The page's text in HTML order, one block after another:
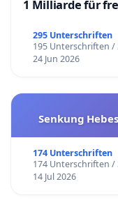
1 Milliarde für
295 Unterschriften
195 Unterschriften /
24 Jun 2026
Senkung
174 Unterschriften
174 Unterschriften /
14 Jul 2026